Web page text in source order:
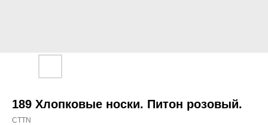
189 Хлопковые носки. Питон розовый.
CTTN